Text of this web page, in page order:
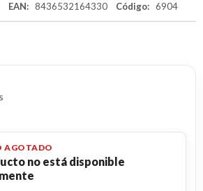
EAN: 8436532164330 Código: 6904
AGOTADO
no está disponible